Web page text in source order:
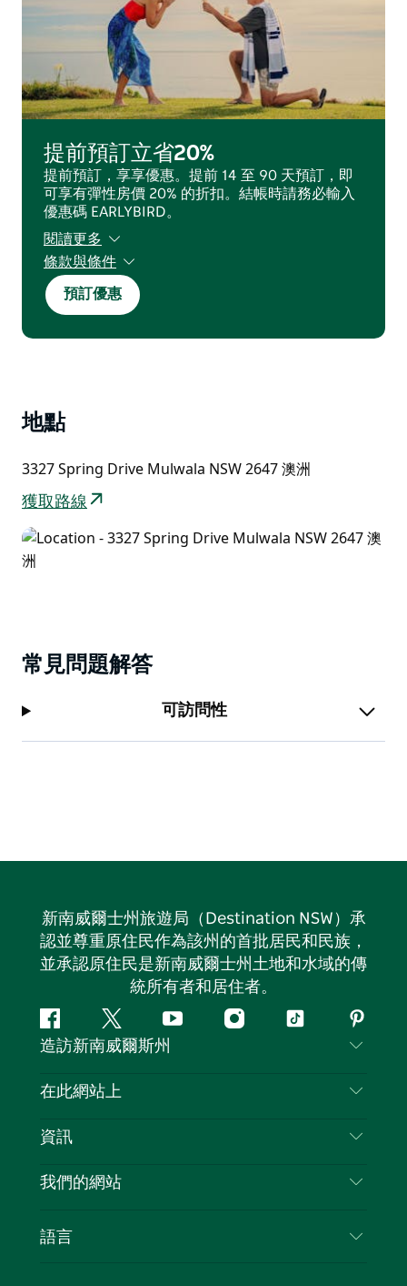
提前預訂立省20%
提前預訂，享享優惠。提前 14 至 90 天預訂，即
可享有彈性房價 20% 的折扣。結帳時請務必輸入
優惠碼 EARLYBIRD。
閱讀更多
條款與條件
提前14天以上預訂，即可享有彈性房價20%的折
扣。預訂時需支付全款，且不可退款。未入住者恕
不接受取消、更改、抵扣或退款。此優惠不可與其
他折扣同時使用，且視客房供應情況和不適用日期
預訂優惠
地點
3327 Spring Drive Mulwala NSW 2647 澳洲
獲取路線
常見問題解答
可訪問性
新南威爾士州旅遊局（Destination NSW）承
認並尊重原住民作為該州的首批居民和民族，
並承認原住民是新南威爾士州土地和水域的傳
統所有者和居住者。
Facebook嘰
嘰
喳
Youtube Instagram
抖
造訪新南威爾斯州
聯絡我們
隱私
Cookie 通知
在此網站上
目的地
新南威爾斯州公路旅行
活動
資訊
旅行資訊
新南威爾斯的商業
我們的網站
語言